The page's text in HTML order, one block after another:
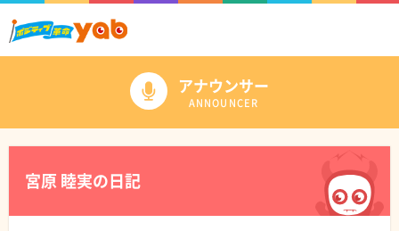
アナウンサー
ANNOUNCER
宮原 睦実の日記